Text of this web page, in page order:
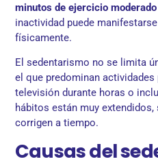
minutos de ejercicio
inactividad puede
físicamente.
El sedentarismo no se limita
el que predominan
televisión durante horas o
hábitos están muy
corrigen a tiempo.
Causas del